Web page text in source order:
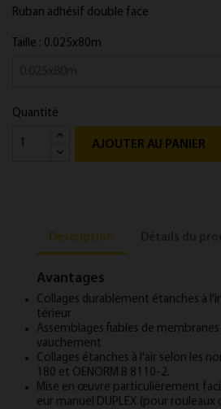
Ruban ad­hésif double face
Taille : 0.025x80m
Quantité
AJOUTER AU PANIER
Description
Avantages
Col­lages dur­able­ment étanches à
térieur
As­semblages fiables de
vauche­ment
Col­lages étanches à l'air selon les
180 et OENORM B 8110-2.
Mise en œuvre par­ticulière­ment
eur manuel DU­PLEX (pour